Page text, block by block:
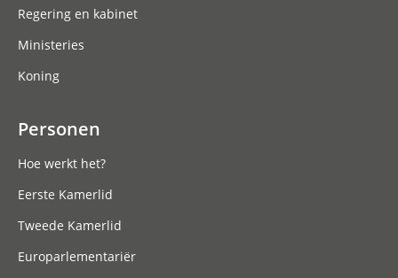
Regering en kabinet
Ministeries
Koning
Personen
Hoe werkt het?
Eerste Kamerlid
Tweede Kamerlid
Europarlementariër